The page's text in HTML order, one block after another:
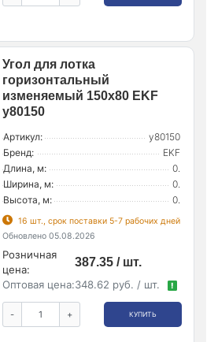
Угол для лотка
горизонтальный
изменяемый 150х80 EKF
y80150
Артикул:
y80150
Бренд:
EKF
Длина, м:
0.
Ширина, м:
0.
Высота, м:
0.
16 шт., срок поставки 5-7 рабочих дней
Обновлено 05.08.2026
Розничная
цена:
387.35 / шт.
Оптовая цена:348.62 руб. / шт. !
- + КУПИТЬ